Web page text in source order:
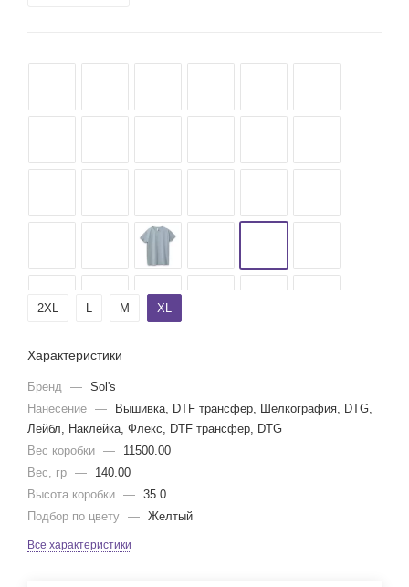
2XL L M XL
Характеристики
Бренд — Sol's
Нанесение —
Вышивка, DTF трансфер, Шелкография, DTG,
Лейбл, Наклейка, Флекс, DTF трансфер, DTG
Вес коробки —
11500.00
Вес, гр —
140.00
Высота коробки — 35.0
Подбор по цвету — Желтый
Все характеристики